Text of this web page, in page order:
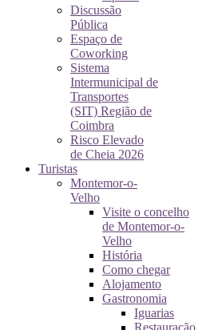
Discussão
Pública
Espaço de
Coworking
Sistema
Intermunicipal de
Transportes
(SIT) Região de
Coimbra
Risco Elevado
de Cheia 2026
Turistas
Montemor-o-
Velho
Visite o concelho
de Montemor-o-
Velho
História
Como chegar
Alojamento
Gastronomia
Iguarias
Restauração